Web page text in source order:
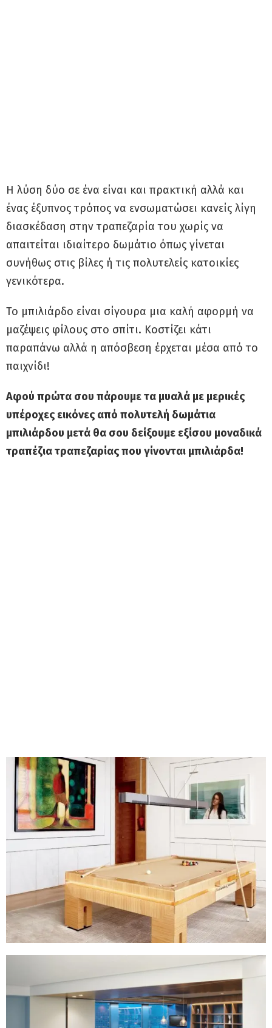
Η λύση δύο σε ένα είναι και πρακτική αλλά και
ένας έξυπνος τρόπος να ενσωματώσει κανείς λίγη
διασκέδαση στην τραπεζαρία του χωρίς να
απαιτείται ιδιαίτερο δωμάτιο όπως γίνεται
συνήθως στις βίλες ή τις πολυτελείς κατοικίες
γενικότερα.
Το μπιλιάρδο είναι σίγουρα μια καλή αφορμή να
μαζέψεις φίλους στο σπίτι. Κοστίζει κάτι
παραπάνω αλλά η απόσβεση έρχεται μέσα από το
παιχνίδι!
Αφού πρώτα σου πάρουμε τα μυαλά με μερικές
υπέροχες εικόνες από πολυτελή δωμάτια
μπιλιάρδου μετά θα σου δείξουμε εξίσου μοναδικά
τραπέζια τραπεζαρίας που γίνονται μπιλιάρδα!